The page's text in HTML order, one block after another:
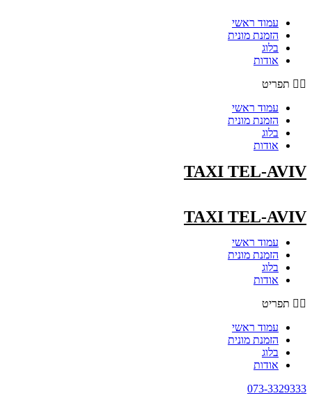
עמוד ראשי
הזמנת מונית
בלוג
אודות
תפריט
עמוד ראשי
הזמנת מונית
בלוג
אודות
TAXI TEL-AVIV
TAXI TEL-AVIV
עמוד ראשי
הזמנת מונית
בלוג
אודות
תפריט
עמוד ראשי
הזמנת מונית
בלוג
אודות
073-3329333